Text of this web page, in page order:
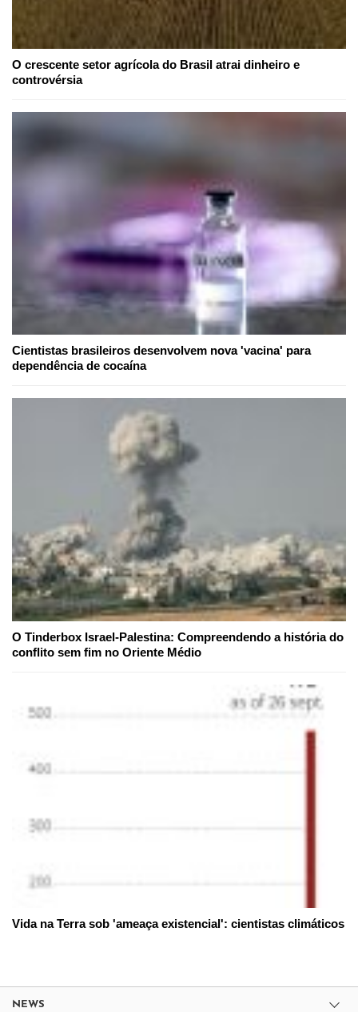
O crescente setor agrícola do Brasil atrai dinheiro e
controvérsia
Cientistas brasileiros desenvolvem nova 'vacina' para
dependência de cocaína
O Tinderbox Israel-Palestina: Compreendendo a história do
conflito sem fim no Oriente Médio
Vida na Terra sob 'ameaça existencial': cientistas climáticos
NEWS